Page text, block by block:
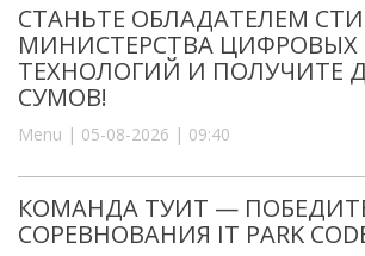
СТАНЬТЕ ОБЛАДАТЕЛЕМ
МИНИСТЕРСТВА ЦИФРОВЫХ
ТЕХНОЛОГИЙ И ПОЛУЧИТЕ
СУМОВ!
Menu | 05-08-2026 | 09:40
КОМАНДА ТУИТ —
СОРЕВНОВАНИЯ IT PARK